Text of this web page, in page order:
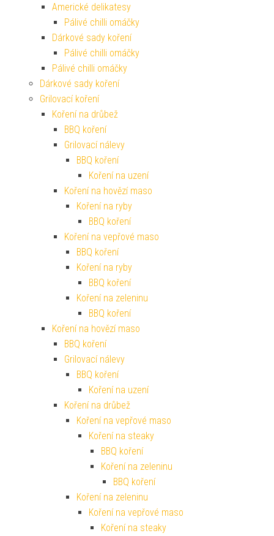
Americké delikatesy
Pálivé chilli omáčky
Dárkové sady koření
Pálivé chilli omáčky
Pálivé chilli omáčky
Dárkové sady koření
Grilovací koření
Koření na drůbež
BBQ koření
Grilovací nálevy
BBQ koření
Koření na uzení
Koření na hovězí maso
Koření na ryby
BBQ koření
Koření na vepřové maso
BBQ koření
Koření na ryby
BBQ koření
Koření na zeleninu
BBQ koření
Koření na hovězí maso
BBQ koření
Grilovací nálevy
BBQ koření
Koření na uzení
Koření na drůbež
Koření na vepřové maso
Koření na steaky
BBQ koření
Koření na zeleninu
BBQ koření
Koření na zeleninu
Koření na vepřové maso
Koření na steaky